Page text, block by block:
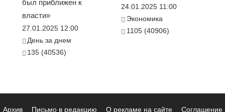
был приближен к
власти»
27.01.2025 12:00
День за днем
135 (40536)
24.01.2025 11:00
Экономика
1105 (40906)
Архив Письмо в редакцию О рекламе на сайте
Соглашение